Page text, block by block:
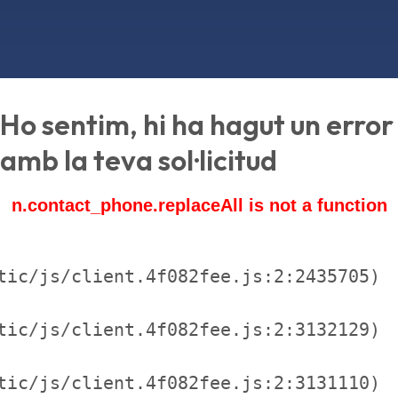
Ho sentim, hi ha hagut un error
amb la teva sol·licitud
n.contact_phone.replaceAll is not a function
js/client.4f082fee.js:2:2435705)
js/client.4f082fee.js:2:3132129)
js/client.4f082fee.js:2:3131110)